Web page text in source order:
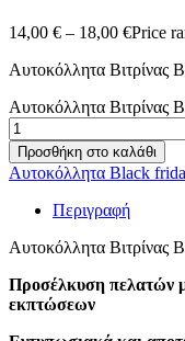
14,00 € – 18,00 €Price
Αυτοκόλλητα Βιτρίνας
Αυτοκόλλητα Βιτρίνας
Προσθήκη στο καλάθι
Αυτοκόλλητα Black
Περιγραφή
Αυτοκόλλητα Βιτρίνας
Προσέλκυση πελατών
εκπτώσεων